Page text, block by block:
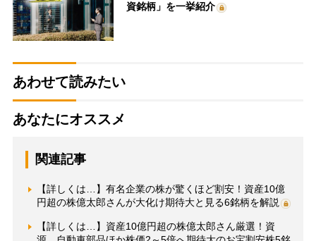
資銘柄」を一挙紹介
あわせて読みたい
あなたにオススメ
関連記事
【詳しくは…】有名企業の株が驚くほど割安！資産10億
円超の株億太郎さんが大化け期待大と見る6銘柄を解説
【詳しくは…】資産10億円超の株億太郎さん厳選！資